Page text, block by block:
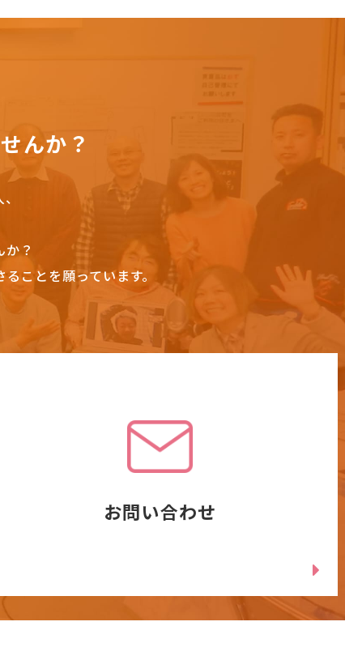
んか？
？
ことを願っています。
お問い合わせ